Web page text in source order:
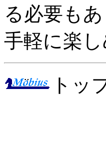
る必要もあ
手軽に楽
トッ